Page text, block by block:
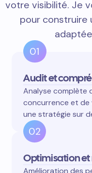
votre visibilité. Je
pour construire
01
Audit et
Analyse complète
concurrence et
une stratégie sur
02
Optimisation et
Amélioration des